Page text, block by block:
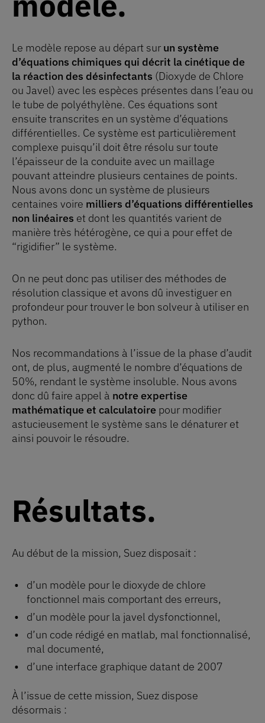
Le modèle repose au départ sur un système
d’équations chimiques qui décrit la cinétique de
la réaction des désinfectants (Dioxyde de Chlore
ou Javel) avec les espèces présentes dans l’eau ou
le tube de polyéthylène. Ces équations sont
ensuite transcrites en un système d’équations
différentielles. Ce système est particulièrement
complexe puisqu’il doit être résolu sur toute
l’épaisseur de la conduite avec un maillage
pouvant atteindre plusieurs centaines de points.
Nous avons donc un système de plusieurs
centaines voire milliers d’équations différentielles
non linéaires et dont les quantités varient de
manière très hétérogène, ce qui a pour effet de
“rigidifier” le système.
On ne peut donc pas utiliser des méthodes de
résolution classique et avons dû investiguer en
profondeur pour trouver le bon solveur à utiliser en
python.
Nos recommandations à l’issue de la phase d’audit
ont, de plus, augmenté le nombre d’équations de
50%, rendant le système insoluble. Nous avons
donc dû faire appel à notre expertise
mathématique et calculatoire pour modifier
astucieusement le système sans le dénaturer et
ainsi pouvoir le résoudre.
Résultats
Au début de la mission, Suez disposait :
d’un modèle pour le dioxyde de chlore
fonctionnel mais comportant des erreurs,
d’un modèle pour la javel dysfonctionnel,
d’un code rédigé en matlab, mal fonctionnalisé,
mal documenté,
d’une interface graphique datant de 2007
À l’issue de cette mission, Suez dispose
désormais :